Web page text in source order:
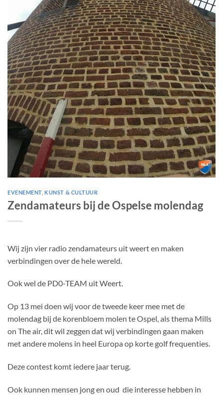
EVENEMENT ,KUNST & CULTUUR
Zendamateurs bij de Ospelse molendag
Wij zijn vier radio zendamateurs uit weert en maken
verbindingen over de hele wereld.
Ook wel de PD0-TEAM uit Weert.
Op 13 mei doen wij voor de tweede keer mee met de
molendag bij de korenbloem molen te Ospel, als thema Mills
on The air, dit wil zeggen dat wij verbindingen gaan maken
met andere molens in heel Europa op korte golf frequenties.
Deze contest komt iedere jaar terug.
Ook kunnen mensen jong en oud die interesse hebben in